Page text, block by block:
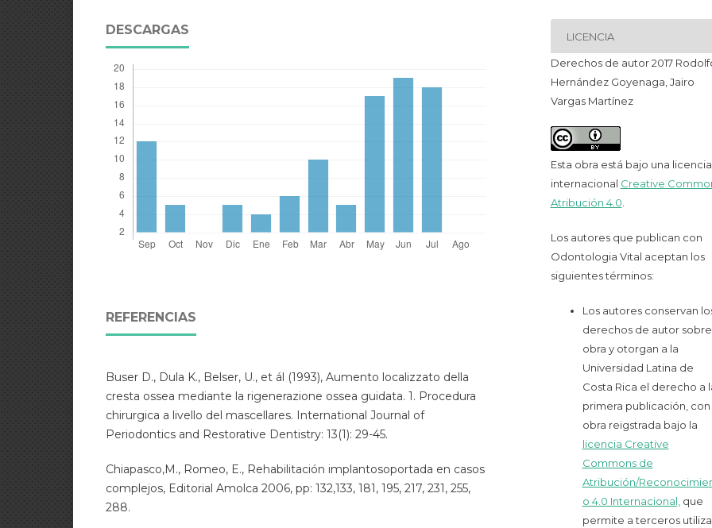
DESCARGAS
REFERENCIAS
Buser D., Dula K., Belser, U., et ál (1993), Aumento localizzato della
cresta ossea mediante la rigenerazione ossea guidata. 1. Procedura
chirurgica a livello del mascellares. International Journal of
Periodontics and Restorative Dentistry: 13(1): 29-45.
Chiapasco,M., Romeo, E., Rehabilitación implantosoportada en casos
complejos, Editorial Amolca 2006, pp: 132,133, 181, 195, 217, 231, 255,
288.
LICENCIA
Derechos de autor 2017
Hernández Goyenaga, Jairo
Vargas Martínez
Esta obra está bajo una licencia
internacional Creative
Atribución 4.0.
Los autores que publican con
Odontologia Vital aceptan los
siguientes términos:
Los autores conservan
derechos de autor
obra y otorgan a la
Universidad Latina de
Costa Rica el derecho a
primera publicación, con
obra reigstrada bajo la
licencia Creative
Commons de
Atribución/
o 4.0 Internacional,que
permite a terceros